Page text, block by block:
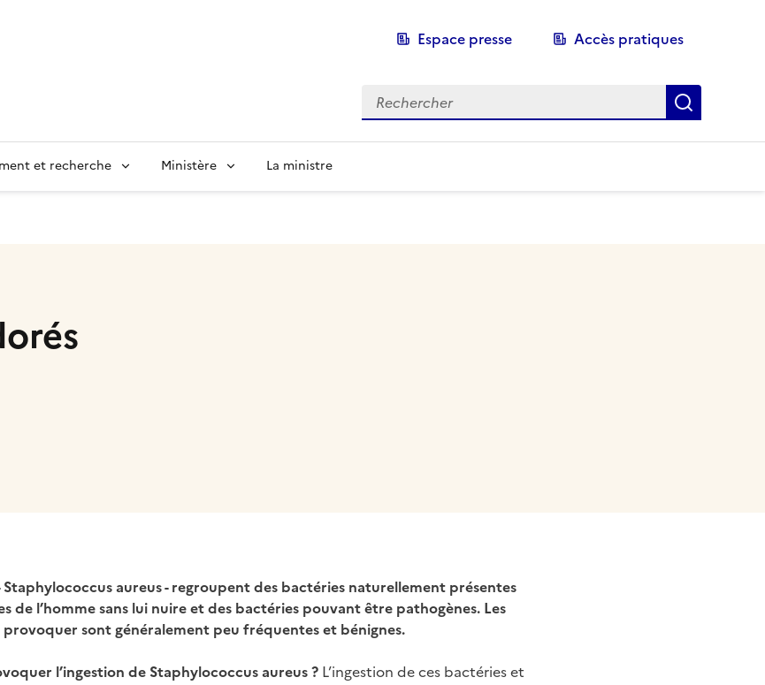
Espace presse Accès pratiques
Recherche
et recherche Ministère La ministre
Staphylococcus aureus - regroupent des bactéries naturellement présentes
de l’homme sans lui nuire et des bactéries pouvant être pathogènes. Les
provoquer sont généralement peu fréquentes et bénignes.
l’ingestion de Staphylococcus aureus ? L’ingestion de ces bactéries et